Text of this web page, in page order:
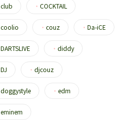
club ・ COCKTAIL
coolio ・ couz ・ Da-iCE
DARTSLIVE ・ diddy
DJ ・ djcouz
doggystyle ・ edm
eminem